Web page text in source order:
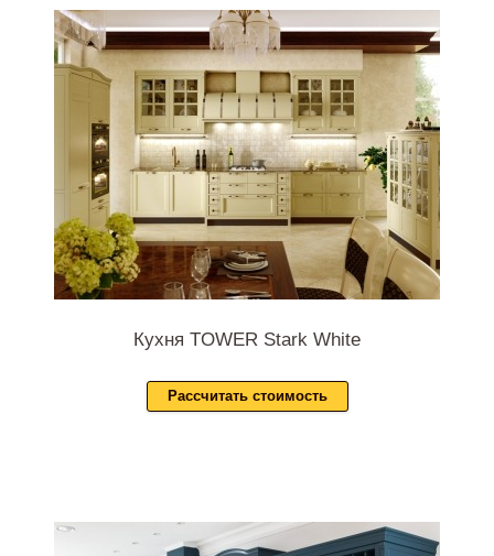
Кухня TOWER Stark White
Рассчитать стоимость